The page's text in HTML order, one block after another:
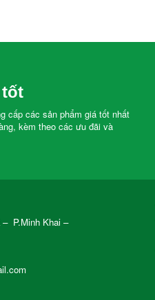
cấp các sản phẩm giá tốt nhất
kèm theo các ưu đãi và
P.Minh Khai –